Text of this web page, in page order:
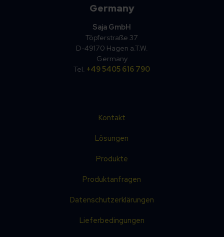
Germany
Saja GmbH
Töpferstraße 37
D-49170 Hagen a.T.W.
Germany
Tel. +49 5405 616 790
Kontakt
Lösungen
Produkte
Produktanfragen
Datenschutzerklärungen
Lieferbedingungen